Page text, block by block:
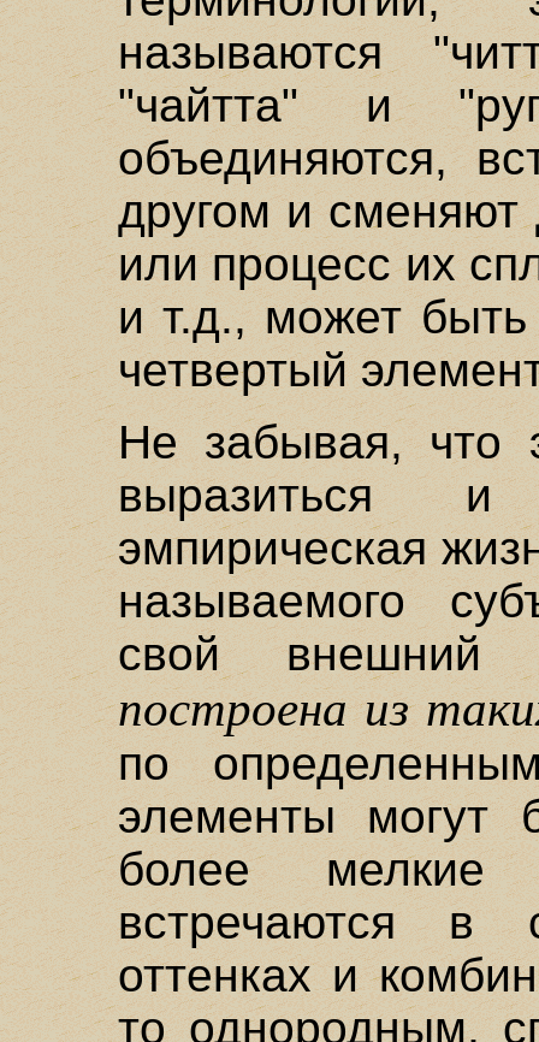
называются
"чайтта" и
объединяются,
другом и сменяют
или процесс их
и т.д., может
четвертый
Не забывая, что
выразиться и
эмпирическая
называемого
свой внешний
построена из
по
элементы могут
более мелкие
встречаются в
оттенках и
то однородным,